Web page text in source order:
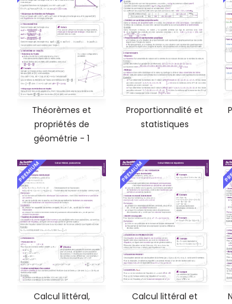
Théorèmes et
propriétés de
géométrie - 1
Proportionnalité et
statistiques
PREMIUM
Calcul littéral,
PREMIUM
Calcul littéral et